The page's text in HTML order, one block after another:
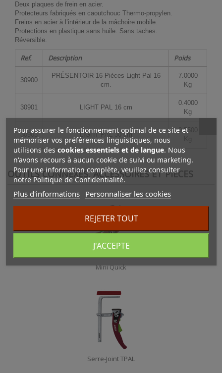
Deux plaques de frein en acier.
Protecteurs fabriqués en caoutchouc Thermo-propylen.
Freins en acier à l’intérieur de la mâchoire mobile.
Protections en plastique sans huile. Sans taches.
Réversible.
Ref. Description Poids
30900
PRÉSENTOIR 16 Pièces Light Pal 16
cm.
7.0000
Kg
30901 LIGHT PAL 16 cm
0.4000
Kg
30903 LIGHT PAL 30 cm
0.5500
OUTILS CONNEXES, ACCESSOIRES ET PIÈCES
Mini Quick
Serre-Joint TPAL
Pour assurer le fonctionnement optimal de ce site et
mémoriser vos préférences linguistiques, nous
utilisons des cookies essentiels et de langue. Nous
n'avons recours à aucun cookie de suivi ou marketing.
Pour une information complète, veuillez consulter
notre Politique de Confidentialité.
Plus d'informations Personnaliser les cookies
REJETER TOUT
J'ACCEPTE